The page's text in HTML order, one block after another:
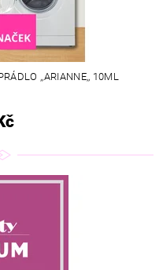
,,ARIANNE,, 10ML